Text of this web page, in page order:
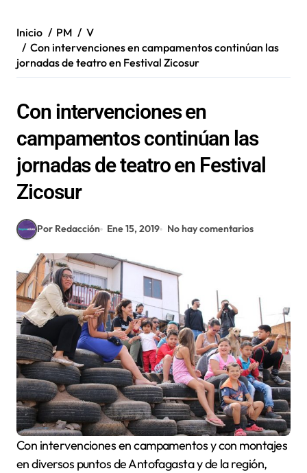
Inicio PM
V
Con intervenciones en campamentos continúan las
jornadas de teatro en Festival Zicosur
Con intervenciones en
campamentos continúan las
jornadas de teatro en Festival
Zicosur
Por Redacción Ene 15, 2019 No hay comentarios
Con intervenciones en campamentos y con montajes
en diversos puntos de Antofagasta y de la región,